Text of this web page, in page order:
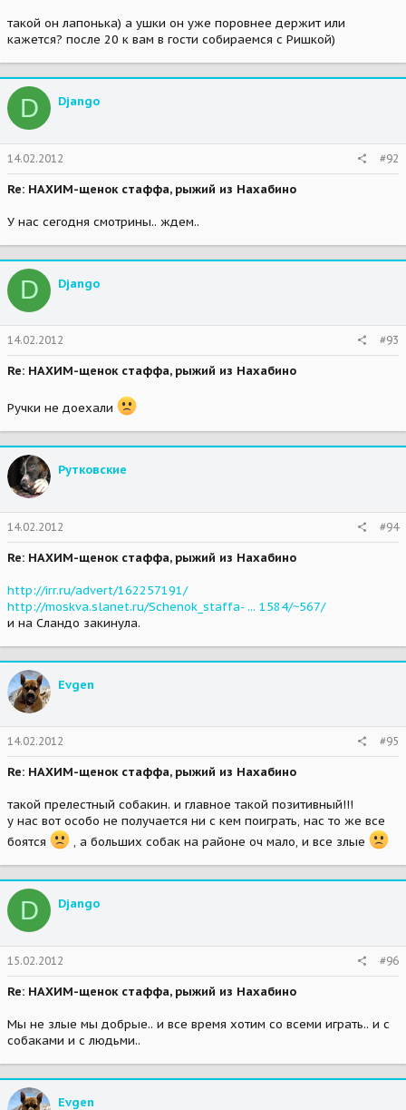
такой он лапонька) а ушки он уже поровнее держит или
кажется? после 20 к вам в гости собираемся с Ришкой)
D Djangо
14.02.2012 #92
Re: НАХИМ-щенок стаффа, рыжий из Нахабино
У нас сегодня смотрины.. ждем..
D Djangо
14.02.2012 #93
Re: НАХИМ-щенок стаффа, рыжий из Нахабино
Ручки не доехали
Рутковские
14.02.2012 #94
Re: НАХИМ-щенок стаффа, рыжий из Нахабино
http://irr.ru/advert/162257191/
http://moskva.slanet.ru/Schenok_staffa- ... 1584/~567/
и на Сландо закинула.
Evgen
14.02.2012 #95
Re: НАХИМ-щенок стаффа, рыжий из Нахабино
такой прелестный собакин. и главное такой позитивный!!!
у нас вот особо не получается ни с кем поиграть, нас то же все
боятся
, а больших собак на районе оч мало, и все злые
D Djangо
15.02.2012 #96
Re: НАХИМ-щенок стаффа, рыжий из Нахабино
Мы не злые мы добрые.. и все время хотим со всеми играть.. и с
собаками и с людьми..
Evgen